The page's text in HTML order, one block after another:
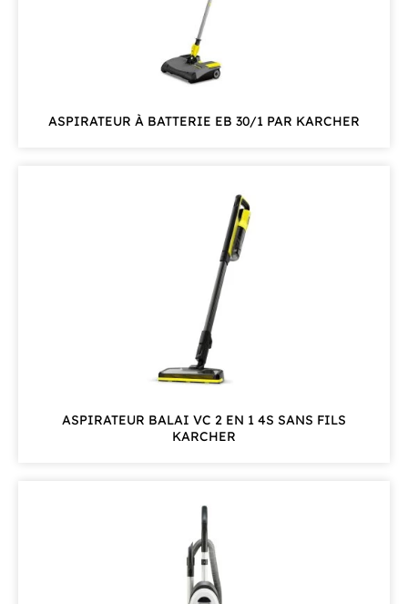
ASPIRATEUR À BATTERIE EB 30/1 PAR KARCHER
ASPIRATEUR BALAI VC 2 EN 1 4S SANS FILS
KARCHER